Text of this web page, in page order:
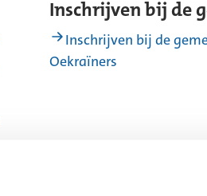
Inschrijven bij de
Inschrijven bij de
Oekraïners